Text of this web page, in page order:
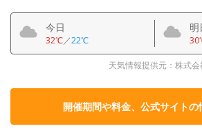
今日
32℃／22℃
明
天気情報提供元：株式
開催期間や料金、公式サイトの